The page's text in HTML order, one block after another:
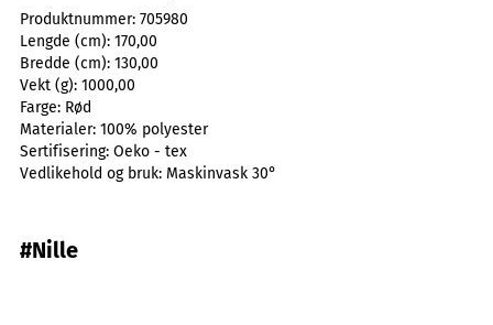
Produktnummer: 705980
Lengde (cm): 170,00
Bredde (cm): 130,00
Vekt (g): 1000,00
Farge: Rød
Materialer: 100% polyester
Sertifisering: Oeko - tex
Vedlikehold og bruk: Maskinvask 30°
#Nille